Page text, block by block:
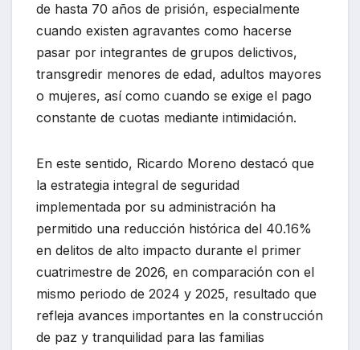
de hasta 70 años de prisión, especialmente
cuando existen agravantes como hacerse
pasar por integrantes de grupos delictivos,
transgredir menores de edad, adultos mayores
o mujeres, así como cuando se exige el pago
constante de cuotas mediante intimidación.
En este sentido, Ricardo Moreno destacó que
la estrategia integral de seguridad
implementada por su administración ha
permitido una reducción histórica del 40.16%
en delitos de alto impacto durante el primer
cuatrimestre de 2026, en comparación con el
mismo periodo de 2024 y 2025, resultado que
refleja avances importantes en la construcción
de paz y tranquilidad para las familias